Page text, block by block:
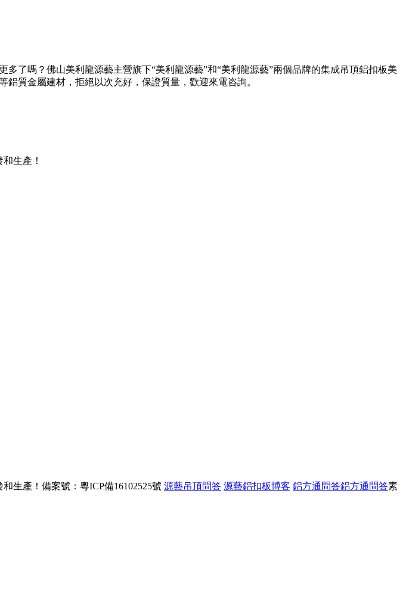
了嗎？佛山美利龍源藝主營旗下“美利龍源藝”和“美利龍源藝”兩個品牌的集成吊頂鋁扣板美
質金屬建材，拒絕以次充好，保證質量，歡迎來電咨詢。
生產！
生產！ 備案號：粵ICP備16102525號 源藝吊頂問答 源藝鋁扣板博客 鋁方通問答鋁方通問答素